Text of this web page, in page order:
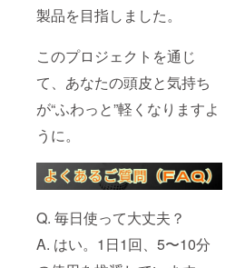
製品を目指しました。
このプロジェクトを通じ
て、あなたの頭皮と気持ち
が“ふわっと”軽くなりますよ
うに。
Q. 毎日使って大丈夫？
A. はい。1日1回、5〜10分